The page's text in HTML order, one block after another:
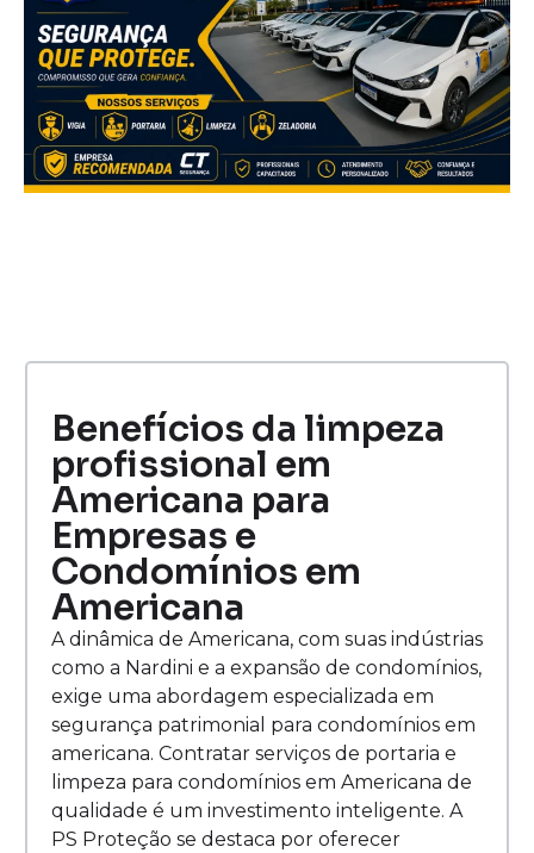
Benefícios da limpeza
profissional em
Americana para
Empresas e
Condomínios em
Americana
A dinâmica de Americana, com suas indústrias
como a Nardini e a expansão de condomínios,
exige uma abordagem especializada em
segurança patrimonial para condomínios em
americana. Contratar serviços de portaria e
limpeza para condomínios em Americana de
qualidade é um investimento inteligente. A
PS Proteção se destaca por oferecer